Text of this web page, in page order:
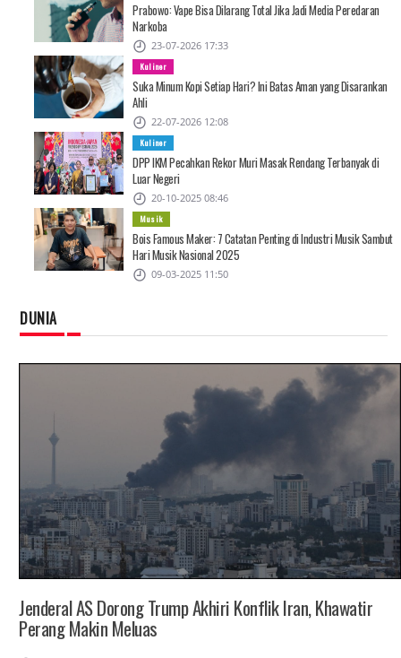
Prabowo: Vape Bisa Dilarang Total Jika Jadi Media Peredaran
Narkoba
23-07-2026 17:33
Kuliner
Suka Minum Kopi Setiap Hari? Ini Batas Aman yang Disarankan
Ahli
22-07-2026 12:08
Kuliner
DPP IKM Pecahkan Rekor Muri Masak Rendang Terbanyak di
Luar Negeri
20-10-2025 08:46
Musik
Bois Famous Maker: 7 Catatan Penting di Industri Musik Sambut
Hari Musik Nasional 2025
09-03-2025 11:50
DUNIA
Jenderal AS Dorong Trump Akhiri Konflik Iran, Khawatir
Perang Makin Meluas